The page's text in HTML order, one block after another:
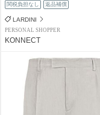
関税負担なし 返品補償
LARDINI
PERSONAL SHOPPER
KONNECT